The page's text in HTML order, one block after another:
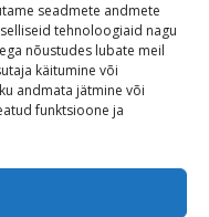
seadmete andmete
tehnoloogiaid nagu
nõustudes lubate meil
käitumine või
andmata jätmine või
funktsioone ja